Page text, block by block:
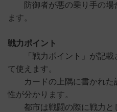
防御者が悪の乗り手の場
ます。
戦力ポイント
「戦力ポイント」が記載
て使えます。
カードの上隅に書かれた
性が分かります。
都市は戦闘の際に戦力と